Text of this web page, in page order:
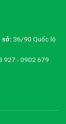
sở: 36/90 Quốc lộ
927 - 0902 679